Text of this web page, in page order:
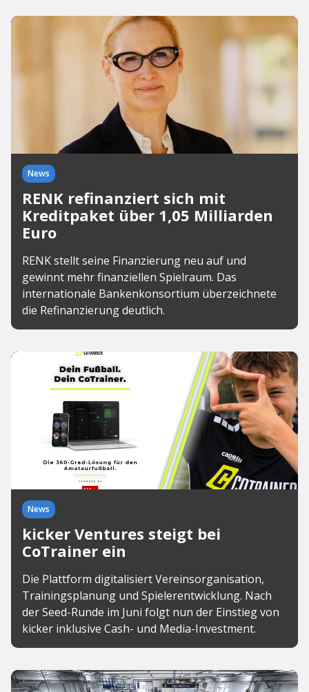
News
RENK refinanziert sich mit
Kreditpaket über 1,05 Milliarden
Euro
RENK stellt seine Finanzierung neu auf und
gewinnt mehr finanziellen Spielraum. Das
internationale Bankenkonsortium überzeichnete
die Refinanzierung deutlich.
News
kicker Ventures steigt bei
CoTrainer ein
Die Plattform digitalisiert Vereinsorganisation,
Trainingsplanung und Spielerentwicklung. Nach
der Seed-Runde im Juni folgt nun der Einstieg von
kicker inklusive Cash- und Media-Investment.